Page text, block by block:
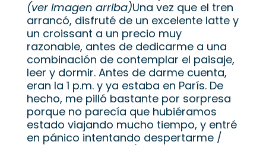
(ver imagen arriba)Una vez que el tren
arrancó, disfruté de un excelente latte y
un croissant a un precio muy
razonable, antes de dedicarme a una
combinación de contemplar el paisaje,
leer y dormir. Antes de darme cuenta,
eran la 1 p.m. y ya estaba en París. De
hecho, me pilló bastante por sorpresa
porque no parecía que hubiéramos
estado viajando mucho tiempo, y entré
en pánico intentando despertarme /